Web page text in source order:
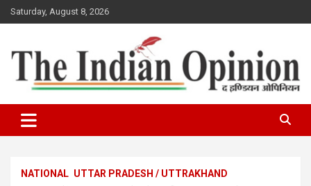
Skip
to
Saturday, August 8, 2026
Indian Opinion News
NATIONAL UTTAR PRADESH / UTTRAKHAND